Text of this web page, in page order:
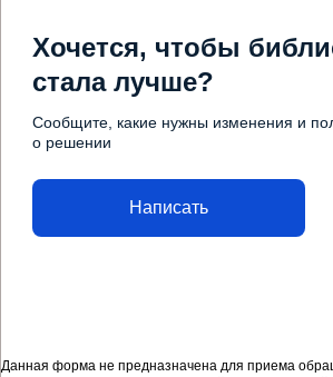
Хочется, чтобы
стала лучше?
Сообщите, какие нужны изменения и
о решении
Написать
Данная форма не предназначена для приема